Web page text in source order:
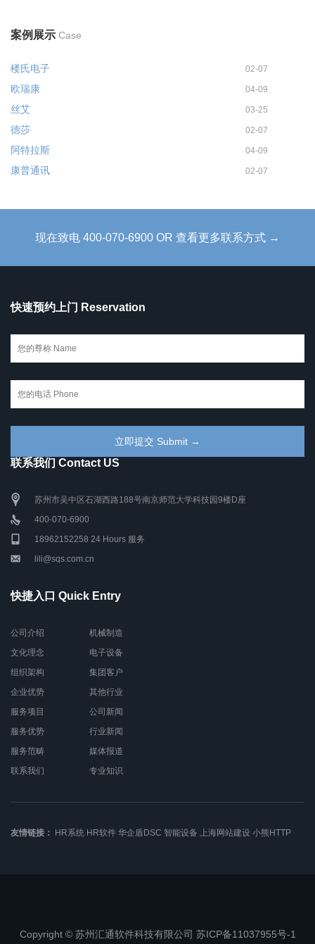
案例展示 Case
楼氏电子 02-07
欧瑞康 04-09
丝艾 03-25
德莎 02-07
阿特拉斯 04-09
康普通讯 02-07
现在致电 400-070-6900 OR 查看更多联系方式 →
快速预约上门 Reservation
联系我们 Contact US
苏州市吴中区石湖西路188号南京师范大学科技园9楼D座
400-070-6900
18962152258 24 Hours 服务
lili@sqs.com.cn
快捷入口 Quick Entry
公司介绍
文化理念
组织架构
企业优势
服务项目
服务优势
服务范畴
联系我们
机械制造
电子设备
集团客户
其他行业
公司新闻
行业新闻
媒体报道
专业知识
友情链接： HR系统 HR软件 华企盾DSC 智能设备 上海网站建设 小熊HTTP
Copyright © 苏州汇通软件科技有限公司 苏ICP备11037955号-1